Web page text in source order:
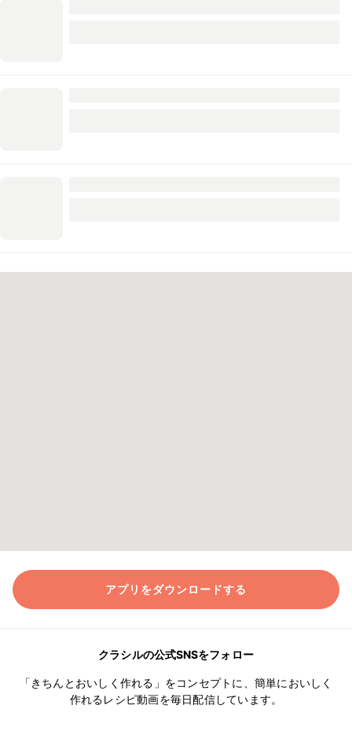
アプリをダウンロードする
クラシルの公式SNSをフォロー
「きちんとおいしく作れる」をコンセプトに、簡単においしく
作れるレシピ動画を毎日配信しています。